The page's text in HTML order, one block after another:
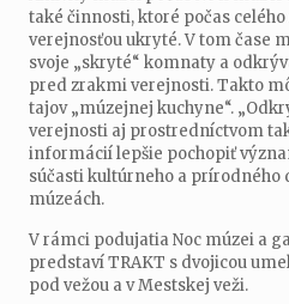
také činnosti, ktoré počas
verejnosťou ukryté. V tom čase
svoje „skryté“ komnaty a
pred zrakmi verejnosti. Takto
tajov „múzejnej kuchyne“.
verejnosti aj prostredníctvom
informácií lepšie pochopiť
súčasti kultúrneho a prírodného
múzeách.
V rámci podujatia Noc múzei a
predstaví TRAKT s dvojicou
pod vežou a v Mestskej veži.